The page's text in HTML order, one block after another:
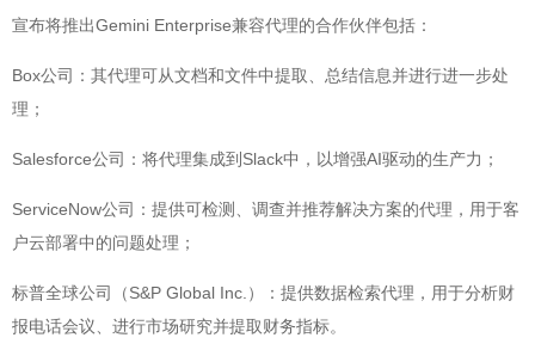
宣布将推出Gemini Enterprise兼容代理的合作伙伴包括：
Box公司：其代理可从文档和文件中提取、总结信息并进行进一步处
理；
Salesforce公司：将代理集成到Slack中，以增强AI驱动的生产力；
ServiceNow公司：提供可检测、调查并推荐解决方案的代理，用于客
户云部署中的问题处理；
标普全球公司（S&P Global Inc.）：提供数据检索代理，用于分析财
报电话会议、进行市场研究并提取财务指标。